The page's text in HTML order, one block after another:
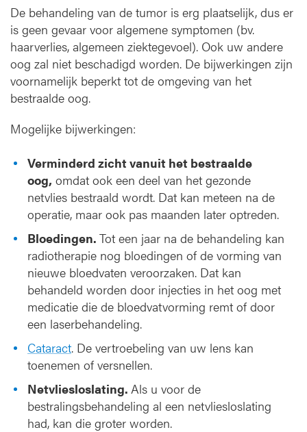
De behandeling van de tumor is erg plaatselijk, dus er
is geen gevaar voor algemene symptomen (bv.
haarverlies, algemeen ziektegevoel). Ook uw andere
oog zal niet beschadigd worden. De bijwerkingen zijn
voornamelijk beperkt tot de omgeving van het
bestraalde oog.
Mogelijke bijwerkingen:
Verminderd zicht vanuit het bestraalde
oog, omdat ook een deel van het gezonde
netvlies bestraald wordt. Dat kan meteen na de
operatie, maar ook pas maanden later optreden.
Bloedingen. Tot een jaar na de behandeling kan
radiotherapie nog bloedingen of de vorming van
nieuwe bloedvaten veroorzaken. Dat kan
behandeld worden door injecties in het oog met
medicatie die de bloedvatvorming remt of door
een laserbehandeling.
Cataract. De vertroebeling van uw lens kan
toenemen of versnellen.
Netvliesloslating. Als u voor de
bestralingsbehandeling al een netvliesloslating
had, kan die groter worden.